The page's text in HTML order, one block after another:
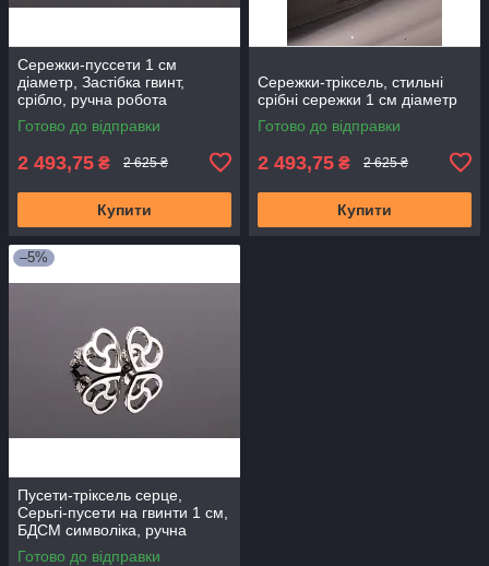
Сережки-пуссети 1 см
діаметр, Застібка гвинт,
срібло, ручна робота
Готово до відправки
2 493,75 ₴ 2 625 ₴
Купити
Сережки-тріксель, стильні
срібні сережки 1 см діаметр
Готово до відправки
2 493,75 ₴ 2 625 ₴
Купити
–5%
Пусети-тріксель серце,
Серьгі-пусети на гвинти 1 см,
БДСМ символіка, ручна
робота
Готово до відправки